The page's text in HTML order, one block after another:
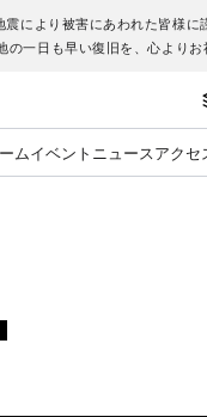
震により被害にあわれた皆様に
の一日も早い復旧を、心よりお
ムイベント ニュース アクセ
セス